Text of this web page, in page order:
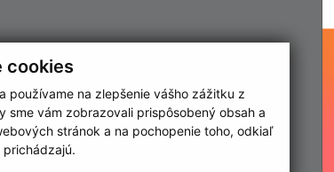
cookies
používame na zlepšenie vášho zážitku z
sme vám zobrazovali prispôsobený obsah a
stránok a na pochopenie toho, odkiaľ
prichádzajú.
reCaptcha Response